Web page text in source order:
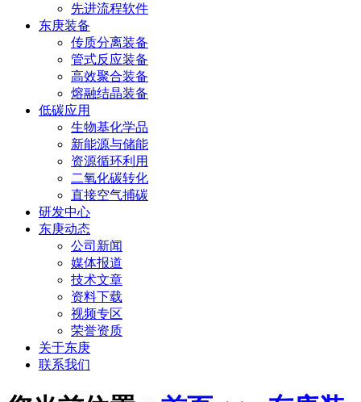
先进流程软件
东庚装备
传质分离装备
管式反应装备
高效聚合装备
熔融结晶装备
低碳应用
生物基化学品
新能源与储能
资源循环利用
二氧化碳转化
直接空气捕碳
研发中心
东庚动态
公司新闻
媒体报道
技术文章
资料下载
视频专区
荣誉资质
关于东庚
联系我们